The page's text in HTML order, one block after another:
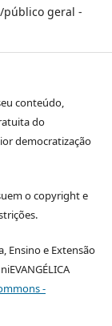
público geral -
conteúdo,
do
democratização
o copyright e
Ensino e Extensão
-